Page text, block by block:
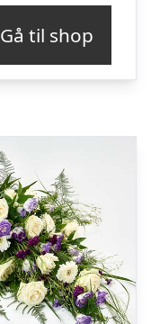
Gå til shop